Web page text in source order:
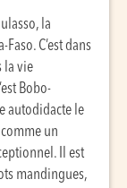
la
C’est dans
la vie
Bobo-
autodidacte le
un
Il est
mandingues,